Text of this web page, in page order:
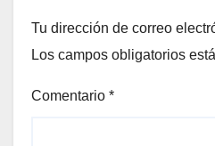
Tu dirección de correo
Los campos obligatorios
Comentario *